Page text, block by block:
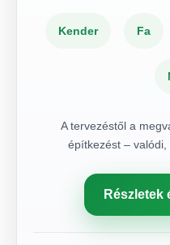
Kender Fa
A tervezéstől a
építkezést – valódi,
Részletek